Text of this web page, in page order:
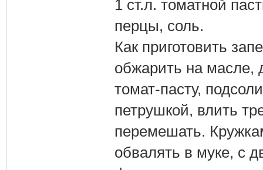
1 ст.л. томатной
перцы, соль.
Как приготовить
обжарить на масле,
томат-пасту,
петрушкой, влить
перемешать.
обвалять в муке, с